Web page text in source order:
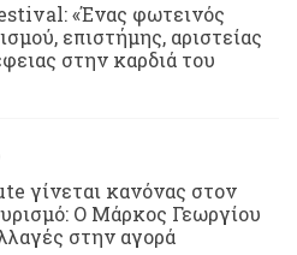
«Ένας φωτεινός
επιστήμης, αριστείας
στην καρδιά του
γίνεται κανόνας στον
Ο Μάρκος Γεωργίου
στην αγορά